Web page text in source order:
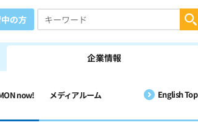
の方
企業情報
now! メディアルーム English Top